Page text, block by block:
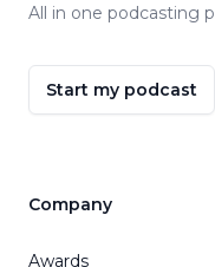
All in one podcasting
Start my podcast
Company
Awards